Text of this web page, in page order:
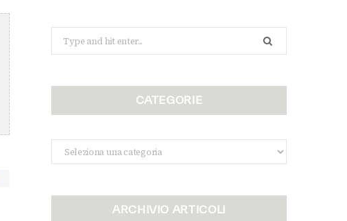
for:
CATEGORIE
Categorie
ARCHIVIO ARTICOLI